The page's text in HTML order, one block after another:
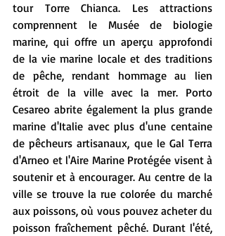
tour Torre Chianca. Les attractions
comprennent le Musée de biologie
marine, qui offre un aperçu approfondi
de la vie marine locale et des traditions
de pêche, rendant hommage au lien
étroit de la ville avec la mer. Porto
Cesareo abrite également la plus grande
marine d'Italie avec plus d'une centaine
de pêcheurs artisanaux, que le Gal Terra
d'Arneo et l'Aire Marine Protégée visent à
soutenir et à encourager. Au centre de la
ville se trouve la rue colorée du marché
aux poissons, où vous pouvez acheter du
poisson fraîchement pêché. Durant l'été,